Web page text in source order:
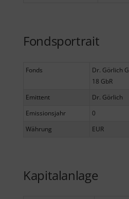
Fondsportrait
Fonds
Dr. Görlich
18 GbR
Emittent
Dr. Görlich
Emissionsjahr
0
Währung
EUR
Kapitalanlage